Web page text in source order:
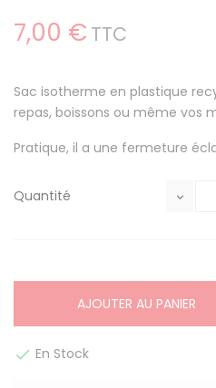
7,00 € TTC
Sac isotherme en plastique
repas, boissons ou même vos
Pratique, il a une fermeture
Quantité
AJOUTER AU PANIER
 En Stock